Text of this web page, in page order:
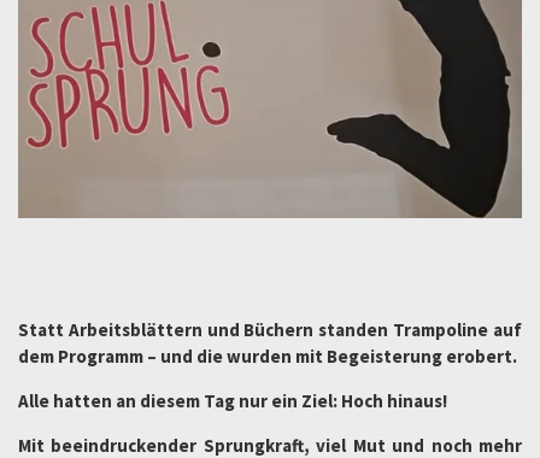
Statt Arbeitsblättern und Büchern standen Trampoline auf
dem Programm – und die wurden mit Begeisterung erobert.
Alle hatten an diesem Tag nur ein Ziel: Hoch hinaus!
Mit beeindruckender Sprungkraft, viel Mut und noch mehr